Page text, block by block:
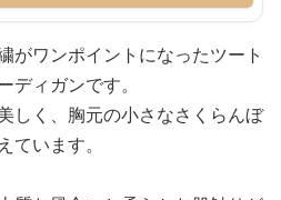
がワンポイントになったツート
ディガンです。
しく、胸元の小さなさくらんぼ
います。